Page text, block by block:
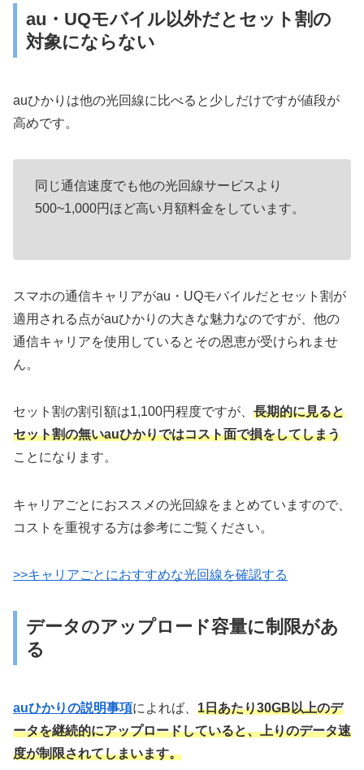
au・UQモバイル以外だとセット割の
対象にならない
auひかりは他の光回線に比べると少しだけですが値段が
高めです。
同じ通信速度でも他の光回線サービスより
500~1,000円ほど高い月額料金をしています。
スマホの通信キャリアがau・UQモバイルだとセット割が
適用される点がauひかりの大きな魅力なのですが、他の
通信キャリアを使用しているとその恩恵が受けられませ
ん。
セット割の割引額は1,100円程度ですが、 長期的に見ると
セット割の無いauひかりではコスト面で損をしてしまう
ことになります。
キャリアごとにおススメの光回線をまとめていますので、
コストを重視する方は参考にご覧ください。
>>キャリアごとにおすすめな光回線を確認する
データのアップロード容量に制限があ
る
auひかりの説明事項によれば、 1日あたり30GB以上のデ
ータを継続的にアップロードしていると、上りのデータ速
度が制限されてしまいます。